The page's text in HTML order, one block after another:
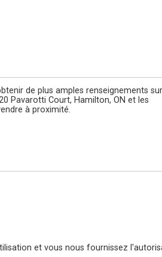
et vous nous fournissez